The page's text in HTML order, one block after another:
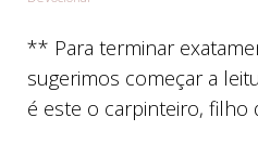
** Para terminar
sugerimos começar a
é este o carpinteiro, filho